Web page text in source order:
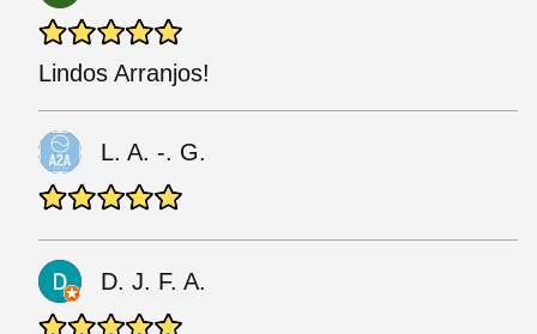
Lindos Arranjos!
L. A. -. G.
D. J. F. A.